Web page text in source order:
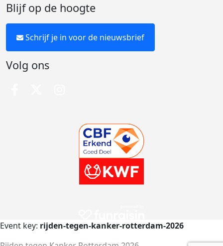
Blijf op de hoogte
Schrijf je in voor de nieuwsbrief
Volg ons
Event key: rijden-tegen-kanker-rotterdam-2026